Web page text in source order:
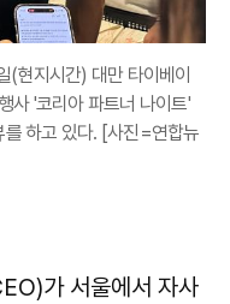
현지시간) 대만 타이베이
사 '코리아 파트너 나이트'
하고 있다. [사진=연합뉴
가 서울에서 자사